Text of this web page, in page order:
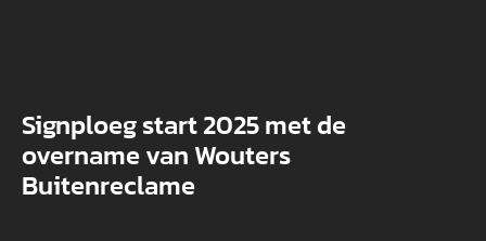
Signploeg start 2025 met de
overname van Wouters
Buitenreclame